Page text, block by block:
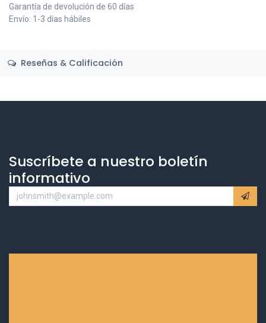
Garantía de devolución de 60 días
Envío: 1-3 días hábiles
Reseñas & Calificación
Suscríbete a nuestro boletín
informativo